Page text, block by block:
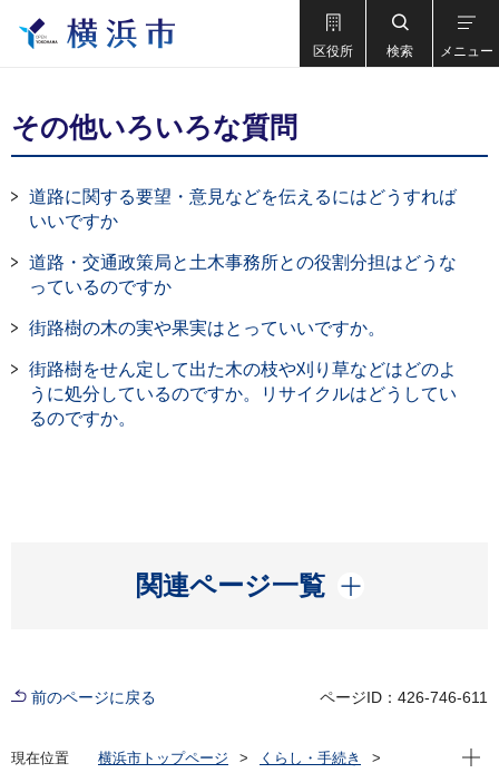
区役所 検索 メニュー
その他いろいろな質問
道路に関する要望・意見などを伝えるにはどうすれば
いいですか
道路・交通政策局と土木事務所との役割分担はどうな
っているのですか
街路樹の木の実や果実はとっていいですか。
街路樹をせん定して出た木の枝や刈り草などはどのよ
うに処分しているのですか。リサイクルはどうしてい
るのですか。
関連ページ一覧
開く
前のページに戻る ページID：426-746-611
現在位置 横浜市トップページ
くらし・手続き
現在